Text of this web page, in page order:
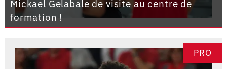
Mickael Gelabale de visite au centre de
formation !
PRO